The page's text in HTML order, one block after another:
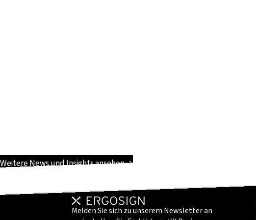
Weitere News und Insights ansehen
Melden Sie sich zu unserem Newsletter an